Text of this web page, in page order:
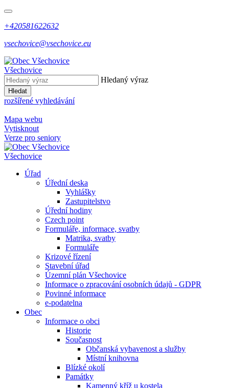
+420581622632
vsechovice@vsechovice.eu
Všechovice
Hledaný výraz
Hledat
rozšířené vyhledávání
Mapa webu
Vytisknout
Verze pro seniory
Všechovice
Úřad
Úřední deska
Vyhlášky
Zastupitelstvo
Úřední hodiny
Czech point
Formuláře, informace, svatby
Matrika, svatby
Formuláře
Krizové řízení
Stavební úřad
Územní plán Všechovice
Informace o zpracování osobních údajů - GDPR
Povinné informace
e-podatelna
Obec
Informace o obci
Historie
Současnost
Občanská vybavenost a služby
Místní knihovna
Blízké okolí
Památky
Kamenný kříž u kostela